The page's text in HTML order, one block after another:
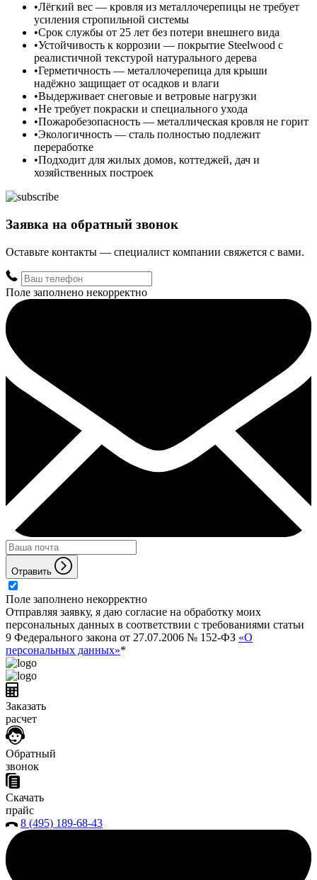
Лёгкий вес — кровля из металлочерепицы не требует
усиления стропильной системы
Срок службы от 25 лет без потери внешнего вида
Устойчивость к коррозии — покрытие Steelwood с
реалистичной текстурой натурального дерева
Герметичность — металлочерепица для крыши
надёжно защищает от осадков и влаги
Выдерживает снеговые и ветровые нагрузки
Не требует покраски и специального ухода
Пожаробезопасность — металлическая кровля не горит
Экологичность — сталь полностью подлежит
переработке
Подходит для жилых домов, коттеджей, дач и
хозяйственных построек
Заявка на обратный звонок
Оставьте контакты — специалист компании свяжется с вами.
Поле заполнено некорректно
Отравить
Поле заполнено некорректно
Отправляя заявку, я даю согласие на обработку моих
персональных данных в соответствии с требованиями статьи
9 Федерального закона от 27.07.2006 № 152-ФЗ «О
персональных данных»*
Заказать
расчет
Обратный
звонок
Скачать
прайс
8 (495) 189-68-43